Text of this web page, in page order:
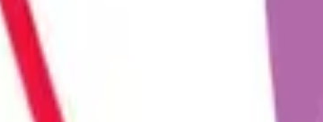
güçlendiren en önemli unsurlardan biridir. Farklı...